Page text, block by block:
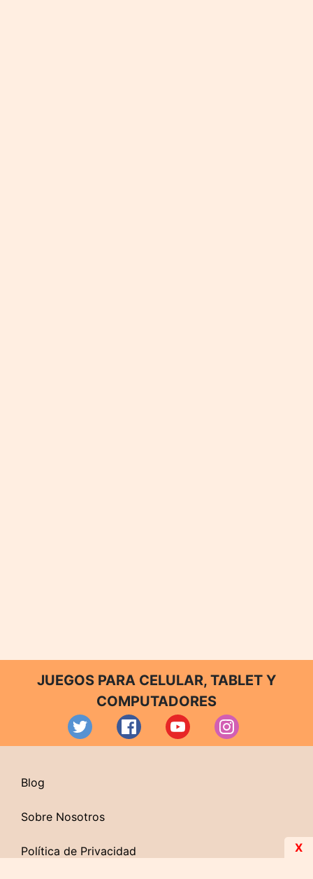
JUEGOS PARA CELULAR, TABLET Y
COMPUTADORES
Blog
Sobre Nosotros
Política de Privacidad X